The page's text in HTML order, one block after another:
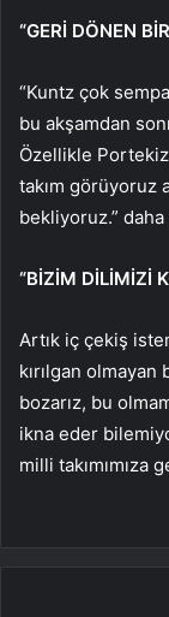
“GERİ DÖNEN
“Kuntz çok
bu akşamdan
Özellikle
takım görüyoruz
bekliyoruz.”
“BİZİM DİLİMİZİ
Artık iç çekiş
kırılgan
bozarız, bu
ikna eder
milli takımımıza